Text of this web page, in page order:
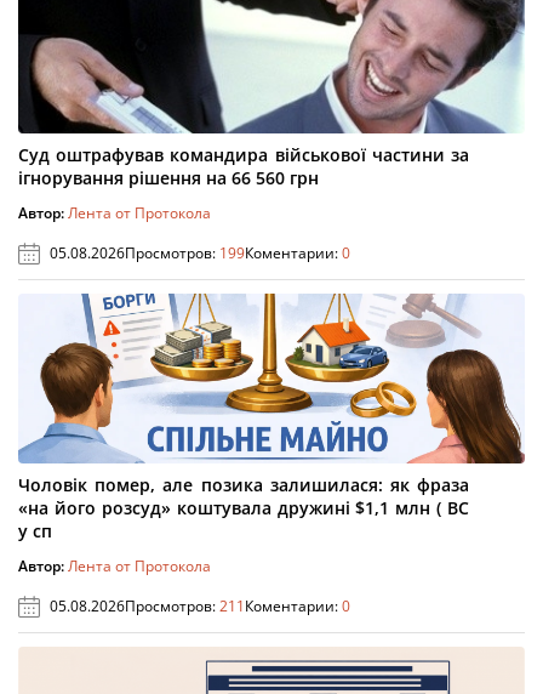
Суд оштрафував командира військової частини за
ігнорування рішення на 66 560 грн
Автор:Лента от Протокола
05.08.2026Просмотров: 199Коментарии:0
Чоловік помер, але позика залишилася: як фраза
«на його розсуд» коштувала дружині $1,1 млн ( ВС
у сп
Автор:Лента от Протокола
05.08.2026Просмотров:211Коментарии:0